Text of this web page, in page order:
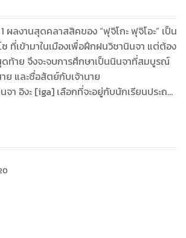
ผลงานสุดคลาสสิคของ “ฟุจิโกะ ฟุจิโอะ” เป็น
ซ ที่เข้ามาในเมืองเพื่อฝึกฝนวิชานินจา แต่ต้อง
ท้าย จึงจะจบการศึกษาเป็นนินจาที่สมบูรณ์
ย และซื่อสัตย์กับเจ้านาย
จา อิงะ [iga] เลือกที่จะอยู่กับนักเรียนประถม
ป็นเด็กที่ไม่มีความมั่นใจในตัวเอง เด็กหนุ่ม
รถสูง และหลังจากนั้นก็ได้เข้าใจว่า เคนอิจิ
ดาๆ คนหนึ่ง แต่ฮัทโตริตัดสินว่าจะอยู่กับเคน
คนอิจิเป็นโลก ที่ฮัทโตริไม่เคยเห็น หลังจาก
ๆเรื่อยมา เขาและเพื่อนๆจึงต้องแก้ปัญหา
ที่จะได้อยู่อย่างสงบสุข และหลังจากนั้นฮัทโต
เพื่อฝึกฝนวิชาต่อไป"